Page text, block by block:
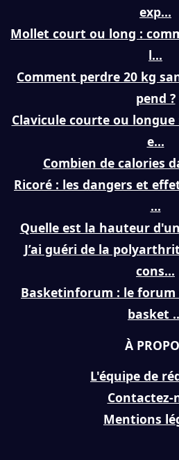
exp...
Mollet court ou long :
l...
Comment perdre 20 kg
pend ?
Clavicule courte ou
e...
Combien de calories
Ricoré : les dangers et
...
Quelle est la hauteur
J’ai guéri de la
cons...
Basketinforum : le forum
basket
À
L'équipe de
Contactez-
Mentions